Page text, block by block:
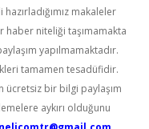
makaleler
haber niteliği taşımamakta
yapılmamaktadır.
tamamen tesadüfidir.
ücretsiz bir bilgi paylaşım
aykırı olduğunu